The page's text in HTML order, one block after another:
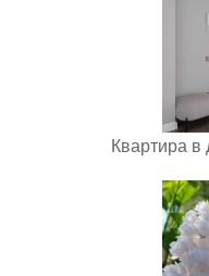
Квартира в